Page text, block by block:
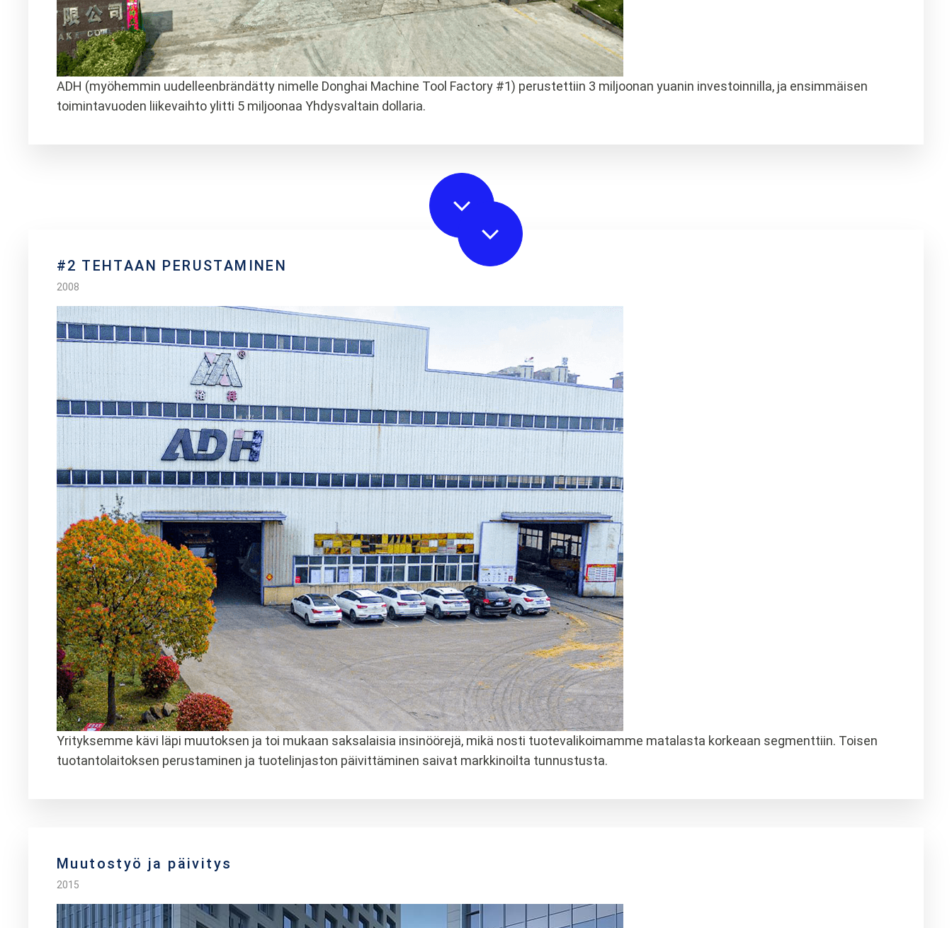
ADH (myöhemmin uudelleenbrändätty nimelle Donghai Machine Tool Factory #1) perustettiin 3 miljoonan yuanin investoinnilla, ja ensimmäisen
toimintavuoden liikevaihto ylitti 5 miljoonaa Yhdysvaltain dollaria.
#2 TEHTAAN PERUSTAMINEN
2008
Yrityksemme kävi läpi muutoksen ja toi mukaan saksalaisia insinöörejä, mikä nosti tuotevalikoimamme matalasta korkeaan segmenttiin. Toisen
tuotantolaitoksen perustaminen ja tuotelinjaston päivittäminen saivat markkinoilta tunnustusta.
Muutostyö ja päivitys
2015